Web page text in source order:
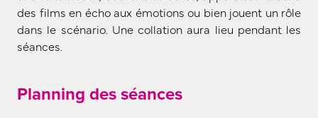
des films en écho aux émotions ou bien jouent un rôle
dans le scénario. Une collation aura lieu pendant les
séances.
Planning des séances